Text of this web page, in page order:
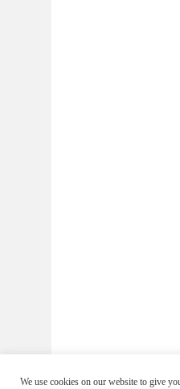
We use cookies on our website to give